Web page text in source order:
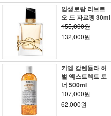
입생로랑 리브르
오 드 파르펭 30ml
155,000원
132,000원
키엘 칼렌듈라 허
벌 엑스트렉트 토
너 500ml
107,000원
62,000원